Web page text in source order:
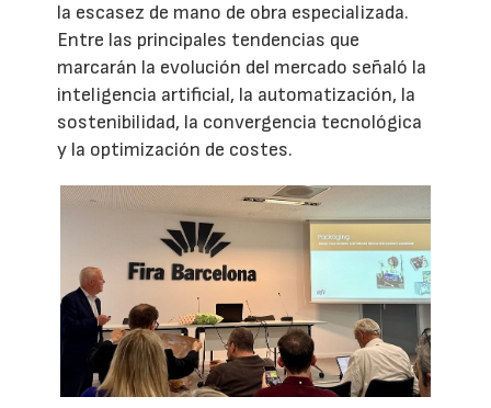
la escasez de mano de obra especializada.
Entre las principales tendencias que
marcarán la evolución del mercado señaló la
inteligencia artificial, la automatización, la
sostenibilidad, la convergencia tecnológica
y la optimización de costes.